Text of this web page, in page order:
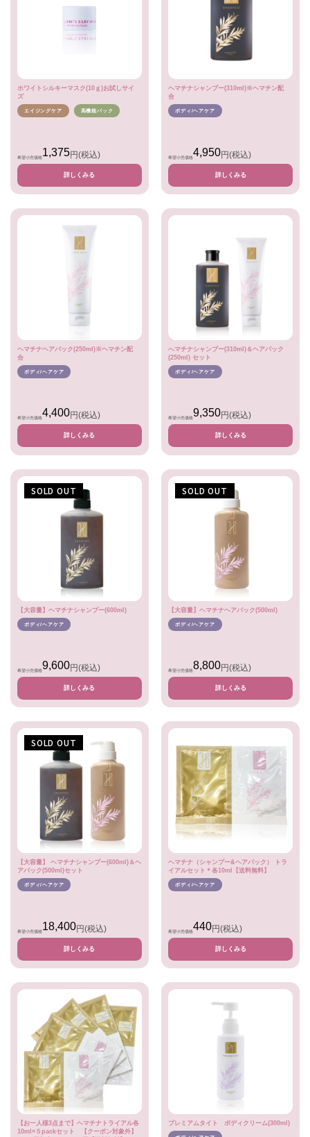
ホワイトシルキーマスク(10ｇ)お試しサイ
ズ
エイジングケア 高機能パック
希望小売価格1,375円(税込)
詳しくみる
ヘマチナシャンプー(310ml)※ヘマチン配
合
ボディ/ヘアケア
希望小売価格4,950円(税込)
詳しくみる
ヘマチナヘアパック(250ml)※ヘマチン配
合
ボディ/ヘアケア
希望小売価格4,400円(税込)
詳しくみる
へマチナシャンプー(310ml)＆ヘアパック
(250ml) セット
ボディ/ヘアケア
希望小売価格9,350円(税込)
詳しくみる
SOLD OUT
【大容量】ヘマチナシャンプー(600ml)
ボディ/ヘアケア
希望小売価格9,600円(税込)
詳しくみる
SOLD OUT
【大容量】ヘマチナヘアパック(500ml)
ボディ/ヘアケア
希望小売価格8,800円(税込)
詳しくみる
SOLD OUT
【大容量】 ヘマチナシャンプー(600ml)＆ヘ
アパック(500ml)セット
ボディ/ヘアケア
希望小売価格18,400円(税込)
詳しくみる
ヘマチナ（シャンプー&ヘアパック） トラ
イアルセット＊各10ml【送料無料】
ボディ/ヘアケア
希望小売価格440円(税込)
詳しくみる
【お一人様3点まで】ヘマチナトライアル各
10ml×５packセット 【クーポン対象外】
プレミアムタイト ボディクリーム(300ml)